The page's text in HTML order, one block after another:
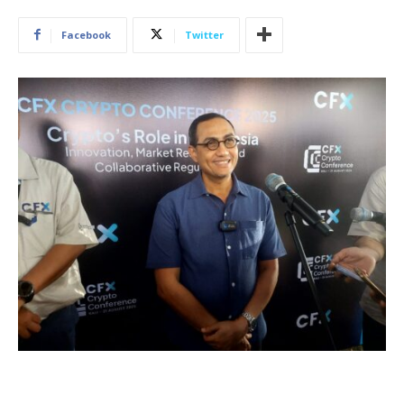
Facebook Twitter